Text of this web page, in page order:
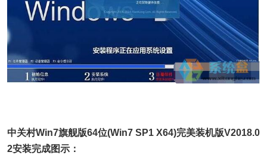
中关村Win7旗舰版64位(Win7 SP1 X64)完美装机版V2018.0
2安装完成图示：